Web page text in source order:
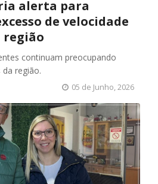
alerta para
de velocidade
região
continuam preocupando
região.
05 de Junho, 2026